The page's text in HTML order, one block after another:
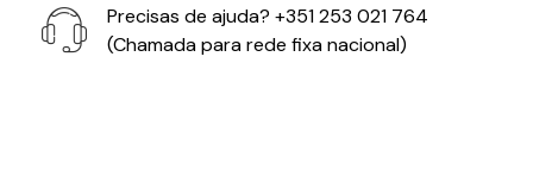
Precisas de ajuda? +351 253 021 764
(Chamada para rede fixa nacional)